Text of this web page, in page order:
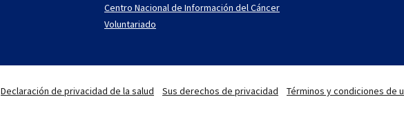
Centro Nacional de Información del Cáncer
Voluntariado
Declaración de privacidad de la salud Sus derechos de privacidad Términos y condiciones de